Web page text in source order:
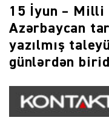
15 İyun – Milli
Azərbaycan
yazılmış
günlərdən